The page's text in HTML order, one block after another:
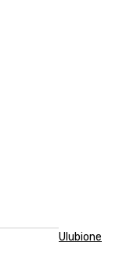
Ulubione